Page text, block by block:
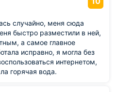
случайно, меня сюда
быстро разместили в ней,
а самое главное
исправно, я могла без
интернетом,
горячая вода.